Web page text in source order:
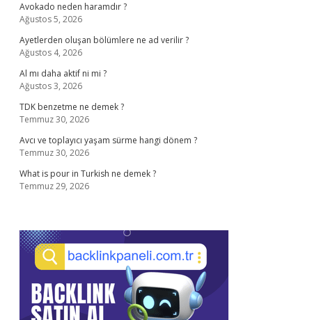
Avokado neden haramdır ?
Ağustos 5, 2026
Ayetlerden oluşan bölümlere ne ad verilir ?
Ağustos 4, 2026
Al mı daha aktif ni mi ?
Ağustos 3, 2026
TDK benzetme ne demek ?
Temmuz 30, 2026
Avcı ve toplayıcı yaşam sürme hangi dönem ?
Temmuz 30, 2026
What is pour in Turkish ne demek ?
Temmuz 29, 2026